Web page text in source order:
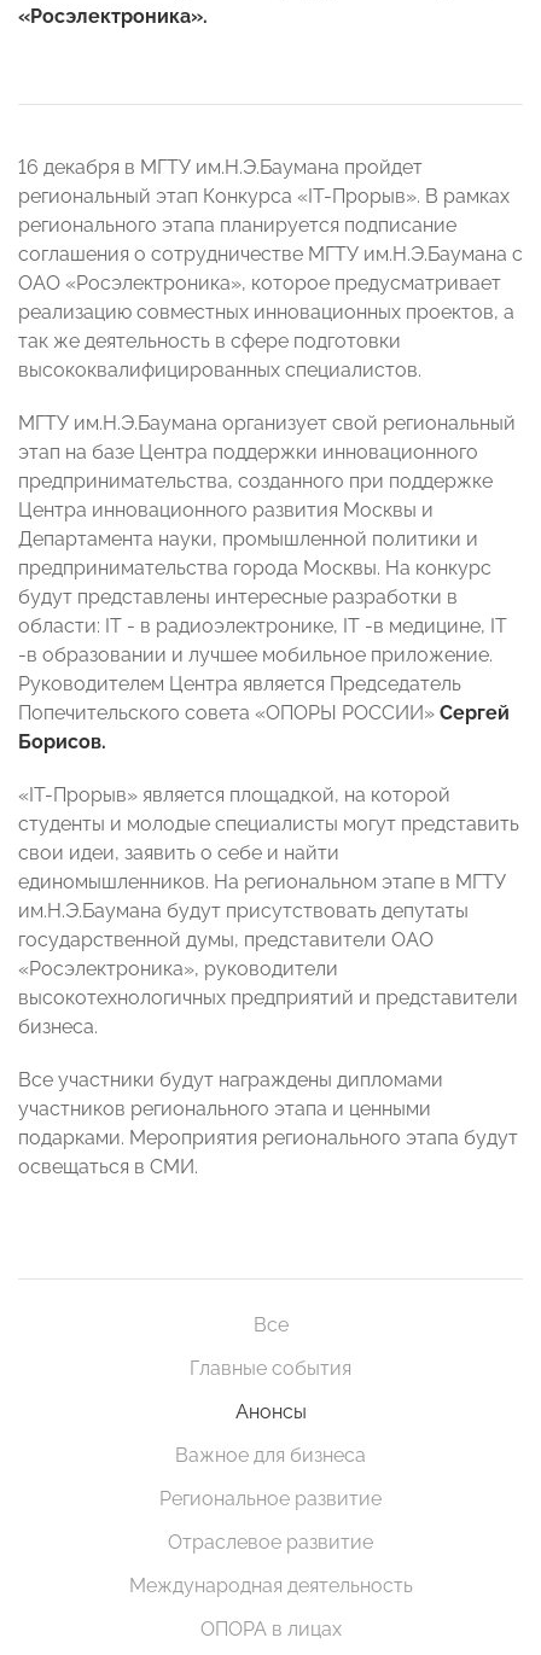
«Росэлектроника».
16 декабря в МГТУ им.Н.Э.Баумана пройдет
региональный этап Конкурса «IT-Прорыв». В рамках
регионального этапа планируется подписание
соглашения о сотрудничестве МГТУ им.Н.Э.Баумана с
ОАО «Росэлектроника», которое предусматривает
реализацию совместных инновационных проектов, а
так же деятельность в сфере подготовки
высококвалифицированных специалистов.
МГТУ им.Н.Э.Баумана организует свой региональный
этап на базе Центра поддержки инновационного
предпринимательства, созданного при поддержке
Центра инновационного развития Москвы и
Департамента науки, промышленной политики и
предпринимательства города Москвы. На конкурс
будут представлены интересные разработки в
области: IT - в радиоэлектронике, IT -в медицине, IT
-в образовании и лучшее мобильное приложение.
Руководителем Центра является Председатель
Попечительского совета «ОПОРЫ РОССИИ» Сергей
Борисов.
«IT-Прорыв» является площадкой, на которой
студенты и молодые специалисты могут представить
свои идеи, заявить о себе и найти
единомышленников. На региональном этапе в МГТУ
им.Н.Э.Баумана будут присутствовать депутаты
государственной думы, представители ОАО
«Росэлектроника», руководители
высокотехнологичных предприятий и представители
бизнеса.
Все участники будут награждены дипломами
участников регионального этапа и ценными
подарками. Мероприятия регионального этапа будут
освещаться в СМИ.
Все
Главные события
Анонсы
Важное для бизнеса
Региональное развитие
Отраслевое развитие
Международная деятельность
ОПОРА в лицах